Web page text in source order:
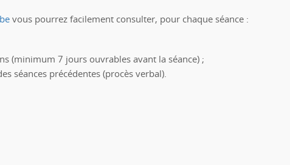
vous pourrez facilement consulter, pour chaque séance :
(minimum 7 jours ouvrables avant la séance) ;
séances précédentes (procès verbal).